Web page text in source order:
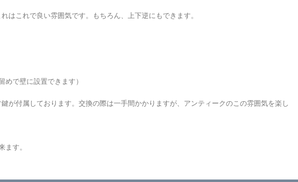
はこれで良い雰囲気です。もちろん、上下逆にもできます。
で壁に設置できます）
が付属しております。交換の際は一手間かかりますが、アンティークのこの雰囲気を楽し
ます。